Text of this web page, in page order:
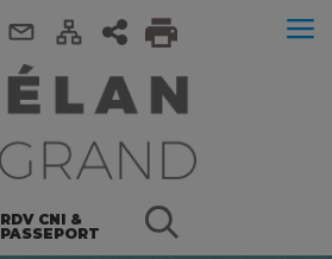
RDV CNI &
PASSEPORT